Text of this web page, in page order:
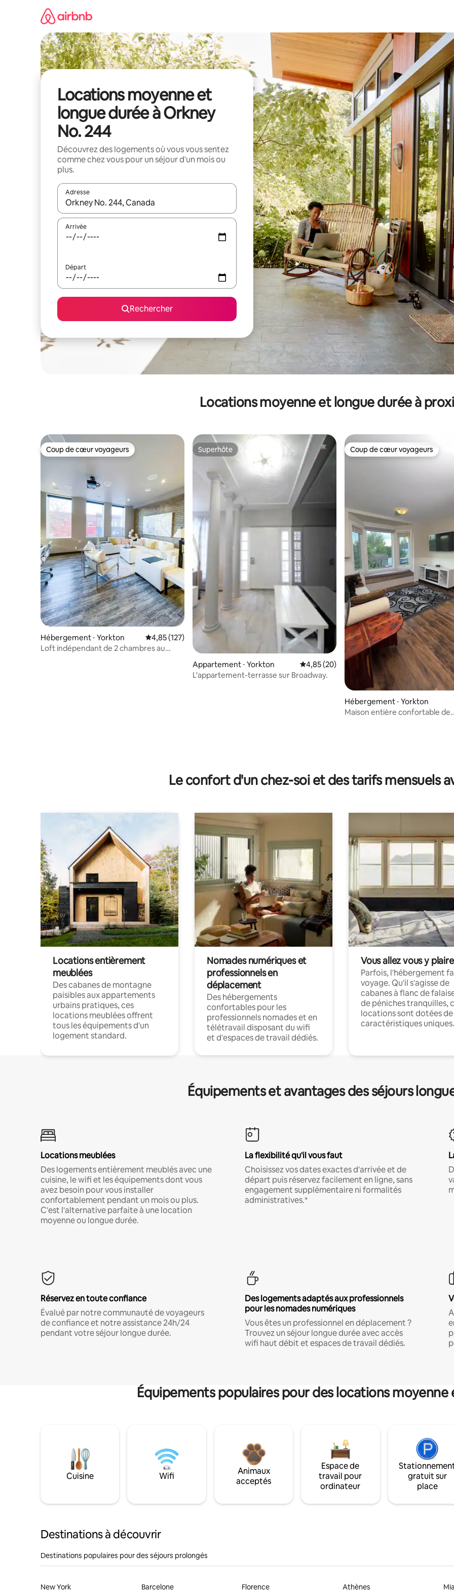
Locations moyenne et
longue durée à Orkney
No. 244
Découvrez des logements où vous vous sentez
comme chez vous pour un séjour d'un mois ou
plus.
Adresse
Lorsque les résultats s'affichent, utilisez les flèches vers le haut et vers le bas pour les parcourir ou en appuyant et en
Arrivée
Départ
Rechercher
Locations moyenne et longue durée à
Coup de cœur voyageurs
Coup de cœur voyageurs
Hébergement ⋅ Yorkton Évaluation moyenne sur la base de 127 commentaires : 4,85 sur 5
4,85 (127)
Loft indépendant de 2 chambres au
Superhôte
Superhôte
Appartement ⋅ Yorkton Évaluation moyenne sur la base de 20
4,85 (20)
L'appartement-terrasse sur Broadway.
Coup de cœur voyageurs
Coup de cœur voyageurs
Hébergement ⋅ Yorkton
Maison entière confortable de
Le confort d'un chez-soi et des tarifs mensuels
Locations entièrement
meublées
Des cabanes de montagne
paisibles aux appartements
urbains pratiques, ces
locations meublées offrent
tous les équipements d'un
logement standard.
Nomades numériques et
professionnels en
déplacement
Des hébergements
confortables pour les
professionnels nomades et en
télétravail disposant du wifi
et d'espaces de travail dédiés.
Vous allez vous y plaire
Parfois, l'hébergement
voyage. Qu'il s'agisse de
cabanes à flanc de
de péniches tranquilles,
locations sont dotées de
caractéristiques uniques.
Équipements et avantages des séjours
Locations meublées
Des logements entièrement meublés avec une
cuisine, le wifi et les équipements dont vous
avez besoin pour vous installer
confortablement pendant un mois ou plus.
C'est l'alternative parfaite à une location
moyenne ou longue durée.
La flexibilité qu'il vous faut
Choisissez vos dates exactes d'arrivée et de
départ puis réservez facilement en ligne, sans
engagement supplémentaire ni formalités
administratives.*
Réservez en toute confiance
Évalué par notre communauté de voyageurs
de confiance et notre assistance 24h/24
pendant votre séjour longue durée.
Des logements adaptés aux professionnels
pour les nomades numériques
Vous êtes un professionnel en déplacement ?
Trouvez un séjour longue durée avec accès
wifi haut débit et espaces de travail dédiés.
Équipements populaires pour des locations
Cuisine Wifi
Animaux
acceptés
Espace de
travail pour
ordinateur
gratuit sur
place
Destinations à découvrir
Destinations populaires pour des séjours prolongés
New York Barcelone Florence Athènes